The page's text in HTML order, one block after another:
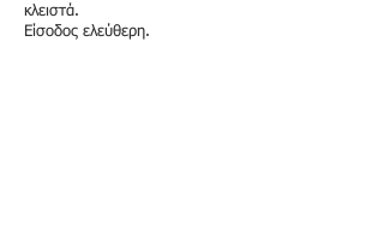
κλειστά.
Είσοδος ελεύθερη.